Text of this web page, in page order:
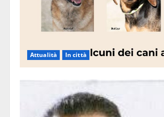
Attualità In città